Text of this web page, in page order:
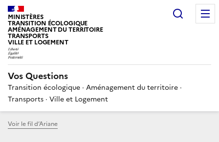
MINISTÈRES
TRANSITION ÉCOLOGIQUE
AMÉNAGEMENT DU TERRITOIRE
TRANSPORTS
VILLE ET LOGEMENT
Vos Questions
Transition écologique · Aménagement du territoire ·
Transports · Ville et Logement
Voir le fil d’Ariane